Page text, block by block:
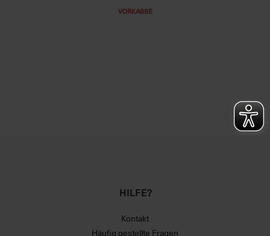
VORKASSE
HILFE?
Kontakt
Häufig gestellte Fragen